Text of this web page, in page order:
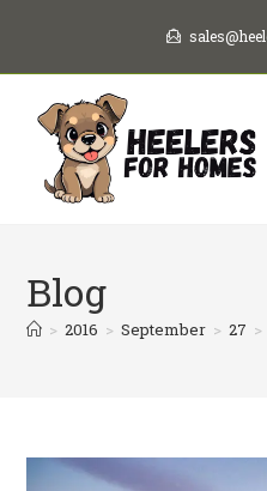
content
Blog
> 2016 > September > 27 >